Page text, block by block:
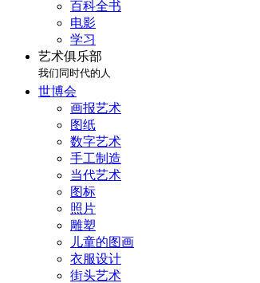
百科全书
电影
学习
艺术俱乐部
我们同时代的人
世博会
画报艺术
图纸
数字艺术
手工制造
当代艺术
图标
照片
雕塑
儿童的图画
衣服设计
街头艺术